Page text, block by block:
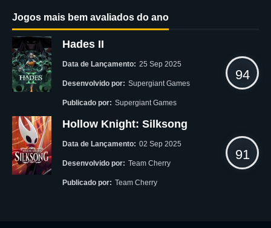
Jogos mais bem avaliados do ano
Hades II
Data de Lançamento: 25 Sep 2025
Desenvolvido por: Supergiant Games
Publicado por: Supergiant Games
94
Hollow Knight: Silksong
Data de Lançamento: 02 Sep 2025
Desenvolvido por: Team Cherry
Publicado por: Team Cherry
91